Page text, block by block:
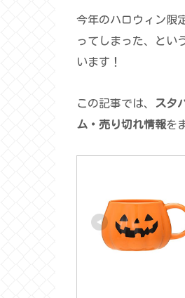
今年のハロウィン限
ってしまった、とい
います！
この記事では、
スタ
ム・売り切れ情報を